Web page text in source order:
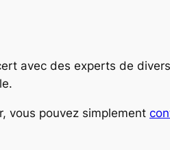
avec des experts de
vous pouvez simplement